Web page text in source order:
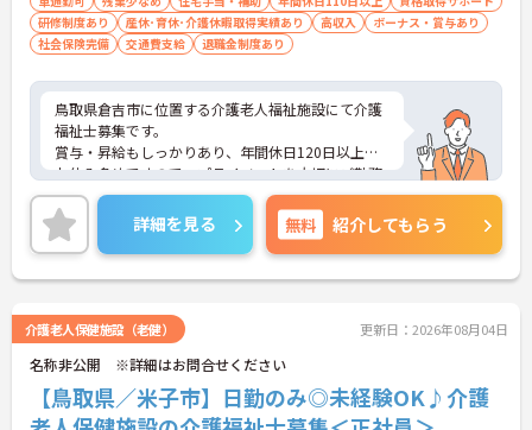
研修制度あり
産休･育休･介護休暇取得実績あり 高収入
ボーナス・賞与あり
社会保険完備
交通費支給 退職金制度あり
鳥取県倉吉市に位置する介護老人福祉施設にて介護
福祉士募集です。
賞与・昇給もしっかりあり、年間休日120日以上で
お休み多めですので、プライベートを大切にご勤務
いただけます。
ご興味ある方には、面接対策ポイントなど、さらに
詳細をお話しいたしますのでお気軽にご相談くださ
い！
詳細を見る 無料 紹介してもらう
介護老人保健施設（老健） 更新日：2026年08月04日
名称非公開 ※詳細はお問合せください
【鳥取県／米子市】日勤のみ◎未経験OK♪介護